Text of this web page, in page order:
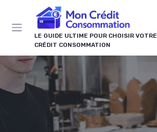
LE GUIDE ULTIME POUR CHOISIR VOTRE
CRÉDIT CONSOMMATION
Panneau de gestion des cookies